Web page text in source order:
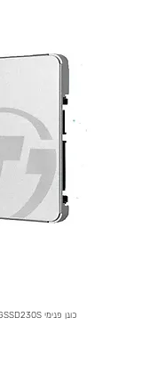
כונן פנימי Transcend 230S 512GB SSD TS512GSSD230S